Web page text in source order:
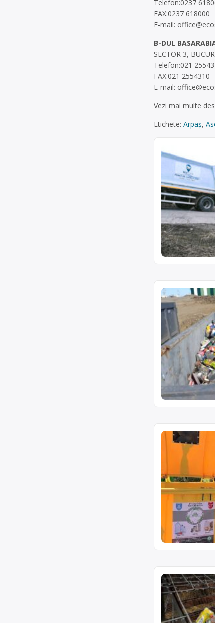
Telefon:0237
FAX:0237 618000
E-mail:
B-DUL
SECTOR 3,
Telefon:021
FAX:021 2554310
E-mail:
Vezi mai multe
Etichete: Arpaş,